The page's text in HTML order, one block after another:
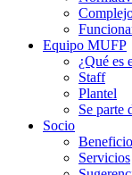
Equipo MUFP
¿Qué es
Staff
Plantel
Se parte
Socio
Servicios